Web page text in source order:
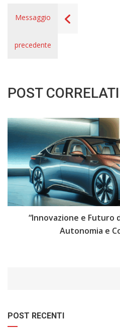
Messaggio
precedente
POST CORRELATI
“Innovazione e Futuro
Autonomia e
POST RECENTI